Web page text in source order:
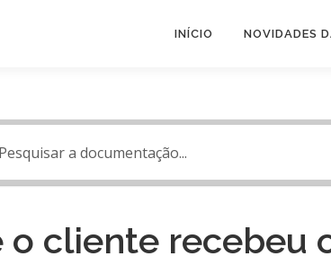
INÍCIO NOVIDADES
o cliente recebeu